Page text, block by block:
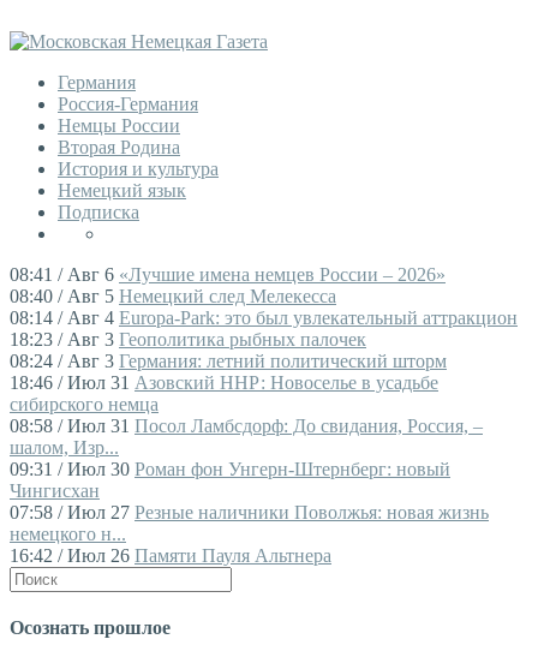
Германия
Россия-Германия
Немцы России
Вторая Родина
История и культура
Немецкий язык
Подписка
08:41 / Авг 6 «Лучшие имена немцев России – 2026»
08:40 / Авг 5 Немецкий след Мелекесса
08:14 / Авг 4 Europa-Park: это был увлекательный аттракцион
18:23 / Авг 3 Геополитика рыбных палочек
08:24 / Авг 3 Германия: летний политический шторм
18:46 / Июл 31 Азовский ННР: Новоселье в усадьбе
сибирского немца
08:58 / Июл 31 Посол Ламбсдорф: До свидания, Россия, –
шалом, Изр...
09:31 / Июл 30 Роман фон Унгерн-Штернберг: новый
Чингисхан
07:58 / Июл 27 Резные наличники Поволжья: новая жизнь
немецкого н...
16:42 / Июл 26 Памяти Пауля Альтнера
Осознать прошлое